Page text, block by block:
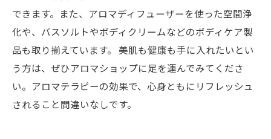
できます。また、アロマディフューザーを使った空間浄
化や、バスソルトやボディクリームなどのボディケア製
品も取り揃えています。 美肌も健康も手に入れたいとい
う方は、ぜひアロマショップに足を運んでみてくださ
い。アロマテラピーの効果で、心身ともにリフレッシュ
されること間違いなしです。